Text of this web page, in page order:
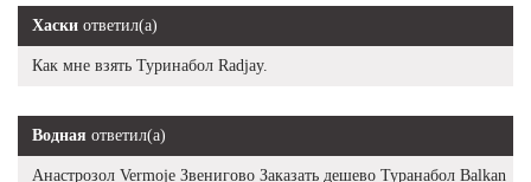
Хаски ответил(а)
Как мне взять Туринабол Radjay.
Водная ответил(а)
Анастрозол Vermoje Звенигово Заказать дешево Туранабол Balkan